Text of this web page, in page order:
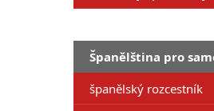
Španělština pro
španělský rozcestník